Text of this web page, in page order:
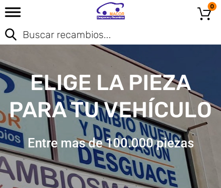
0
ELIGE LA PIEZA
PARA TU VEHÍCULO
Entre mas de 100.000 piezas